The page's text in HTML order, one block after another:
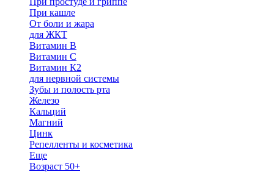
При кашле
От боли и жара
для ЖКТ
Витамин В
Витамин С
Витамин К2
для нервной системы
Зубы и полость рта
Железо
Кальций
Магний
Цинк
Репелленты и косметика
Еще
Возраст 50+